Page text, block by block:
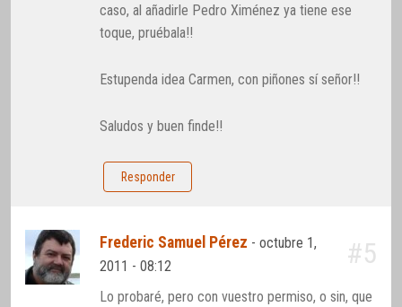
caso, al añadirle Pedro Ximénez ya tiene ese
toque, pruébala!!
Estupenda idea Carmen, con piñones sí señor!!
Saludos y buen finde!!
Responder
Frederic Samuel Pérez -octubre 1,
2011 - 08:12
#5
Lo probaré, pero con vuestro permiso, o sin, que